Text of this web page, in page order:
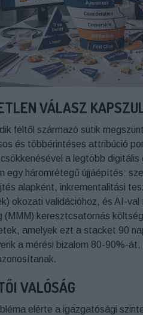
VÁLASZ
féltől származó sütik
és többérintéses attribúció
a legtöbb digitális
egy háromrétegű újjáépítés:
alapként, inkrementalitási
okozati validációhoz, és AI-
(MMM) keresztcsatornás
amelyek ezt a stacket 90
a mérési bizalom 80-90%-
VALÓSÁG
elérte a igazgatósági